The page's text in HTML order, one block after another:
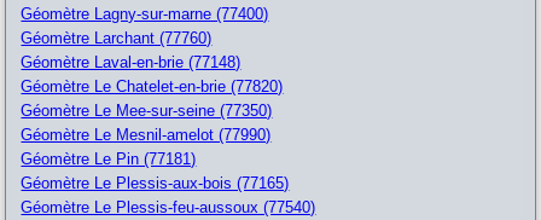
Géomètre Lagny-sur-marne (77400)
Géomètre Larchant (77760)
Géomètre Laval-en-brie (77148)
Géomètre Le Chatelet-en-brie (77820)
Géomètre Le Mee-sur-seine (77350)
Géomètre Le Mesnil-amelot (77990)
Géomètre Le Pin (77181)
Géomètre Le Plessis-aux-bois (77165)
Géomètre Le Plessis-feu-aussoux (77540)